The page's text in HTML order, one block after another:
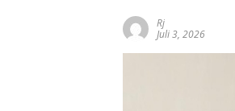
Rj
Juli 3, 2026